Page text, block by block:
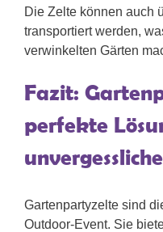
Die Zelte können auch
transportiert werden,
verwinkelten Gärten
Fazit:
perfekte
Gartenpartyzelte sind
Outdoor-Event. Sie